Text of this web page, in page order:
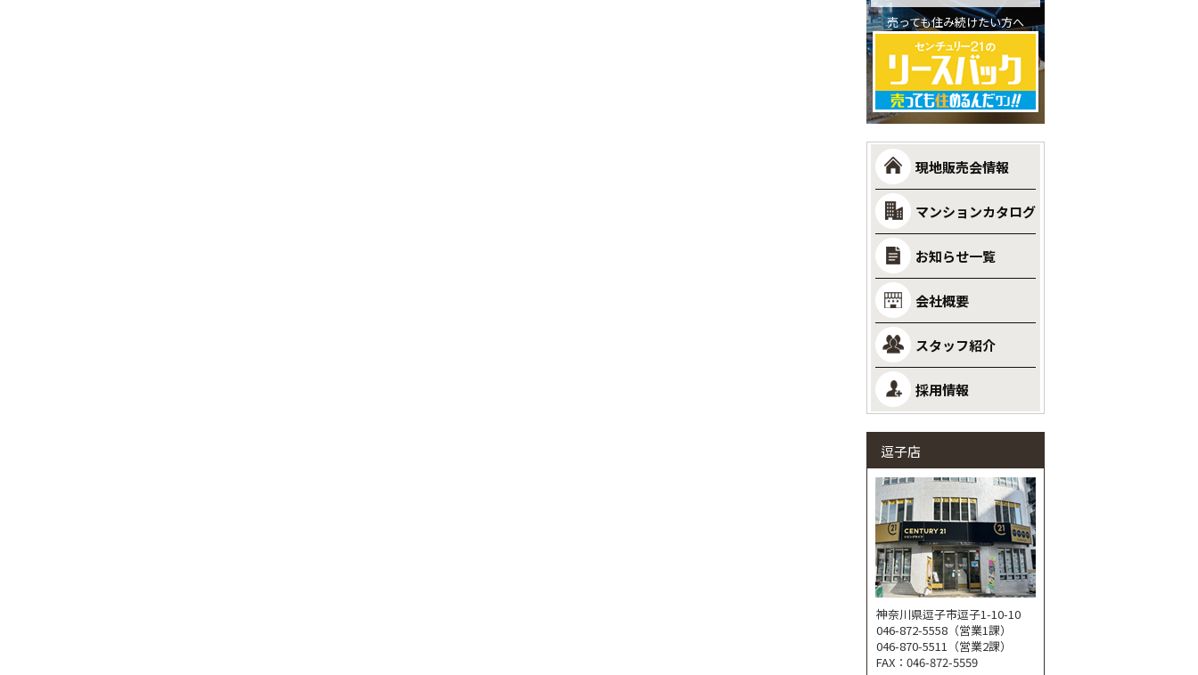
売っても住み続けたい方へ
現地販売会情報
マンションカタログ
お知らせ一覧
会社概要
スタッフ紹介
採用情報
逗子店
神奈川県逗子市逗子1-10-10
046-872-5558（営業1課）
046-870-5511（営業2課）
FAX：046-872-5559